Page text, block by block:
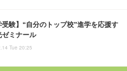
受験】“自分のトップ校”進学を応援す
ゼミナール
Tue 20:25